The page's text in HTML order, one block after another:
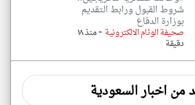
شروط القبول ورابط التقديم
بوزارة الدفاع
صحيفة الوئام الالكترونية - منذ ١٨
دقيقة
من اخبار السعودية